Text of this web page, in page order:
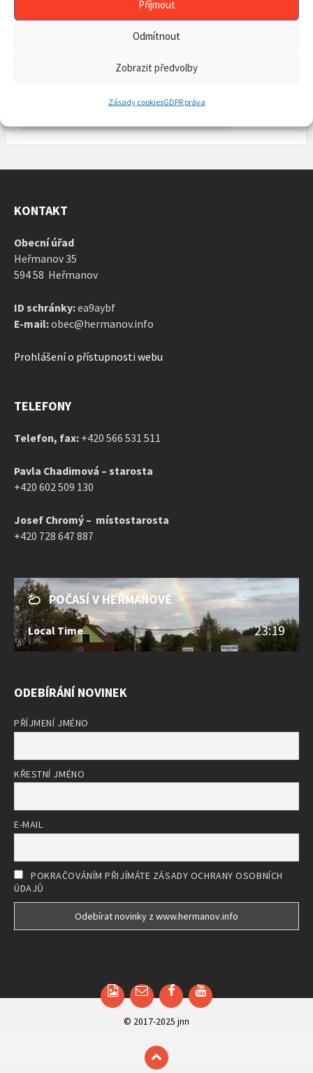
Příjmout
Odmítnout
Zobrazit předvolby
Zásady cookiesGDPR práva
27
AKTUALIT
KONTAKT
Obecní úřad
Heřmanov 35
594 58 Heřmanov
ID schránky:ea9aybf
E-mail:obec@hermanov.info
Prohlášení o přístupnosti webu
TELEFONY
Telefon, fax: +420 566 531 511
Pavla Chadimová – starosta
+420 602 509 130
Josef Chromý – místostarosta
+420 728 647 887
POČASÍ V HEŘMANOVĚ
Local Time 23:19
ODEBÍRÁNÍ NOVINEK
PŘÍJMENÍ JMÉNO
KŘESTNÍ JMÉNO
E-MAIL
POKRAČOVÁNÍM PŘIJÍMÁTE ZÁSADY OCHRANY OSOBNÍCH
ÚDAJŮ
EmailFacebookYouTube
© 2017-2025 jnn